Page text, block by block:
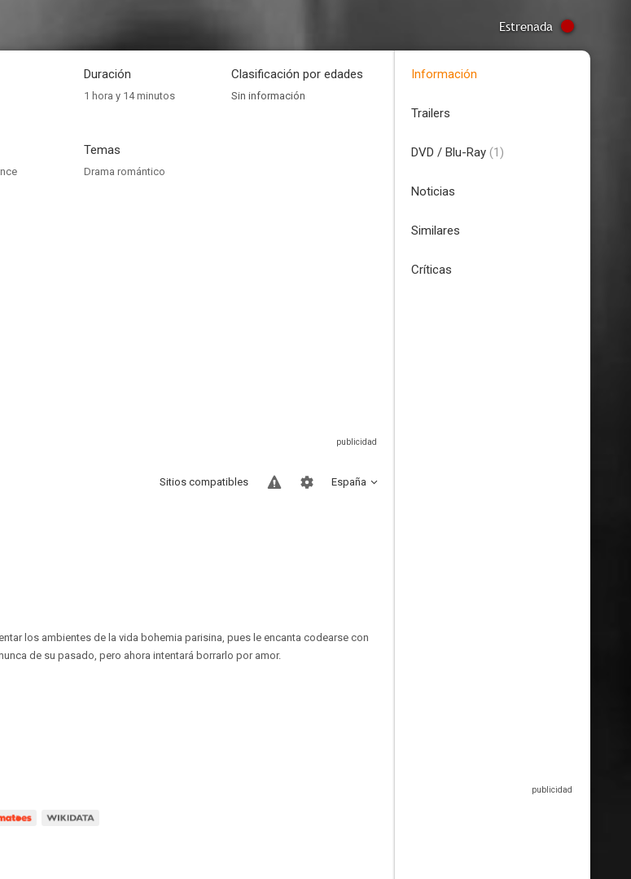
Estrenada
Duración
1 hora y 14 minutos
Clasificación por edades
Sin información
Temas
Drama romántico
España
Sitios compatibles
los ambientes de la vida bohemia parisina, pues le encanta codearse con
de su pasado, pero ahora intentará borrarlo por amor.
Información
Trailers
DVD / Blu-Ray (1)
Noticias
Similares
Críticas